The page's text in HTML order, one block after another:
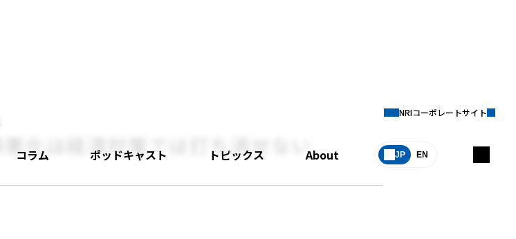
コラム ポッドキャスト トピックス About JP EN
NRIコーポレートサイト
化は経済対策では打ち消せない